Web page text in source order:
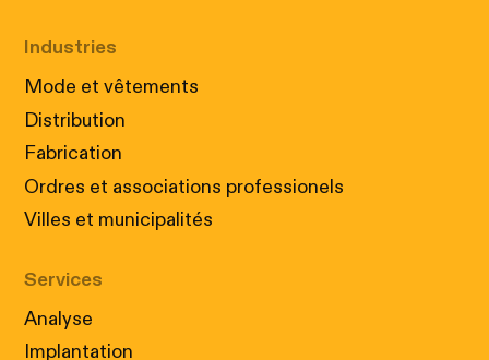
Industries
Mode et vêtements
Distribution
Fabrication
Ordres et associations professionels
Villes et municipalités
Services
Analyse
Implantation